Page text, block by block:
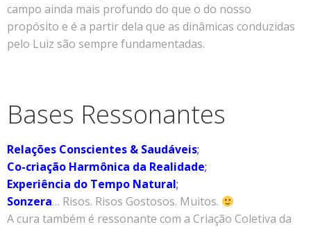
campo ainda mais profundo do que o do nosso
propósito e é a partir dela que as dinâmicas conduzidas
pelo Luiz são sempre fundamentadas.
Bases Ressonantes
Relações Conscientes & Saudáveis;
Co-criação Harmônica da Realidade;
Experiência do Tempo Natural;
Sonzera… Risos. Risos Gostosos. Muitos.
A cura também é ressonante com a Criação Coletiva da